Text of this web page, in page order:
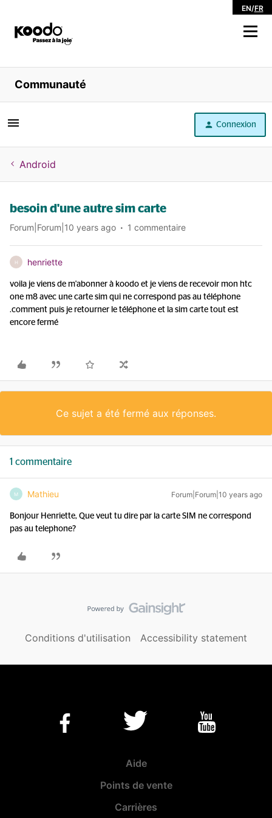
EN/FR
Magasiner
Libre service
Aide
Communauté
Connexion
Android
besoin d'une autre sim carte
Forum|Forum|10 years ago 1 commentaire
H henriette
voila je viens de m'abonner à koodo et je viens de recevoir mon htc
one m8 avec une carte sim qui ne correspond pas au téléphone
.comment puis je retourner le téléphone et la sim carte tout est
encore fermé
Ce sujet a été fermé aux réponses.
1 commentaire
M Mathieu Forum|Forum|10 years ago
Bonjour Henriette, Que veut tu dire par la carte SIM ne correspond
pas au telephone?
Conditions d'utilisation Accessibility statement
Aide
Points de vente
Carrières